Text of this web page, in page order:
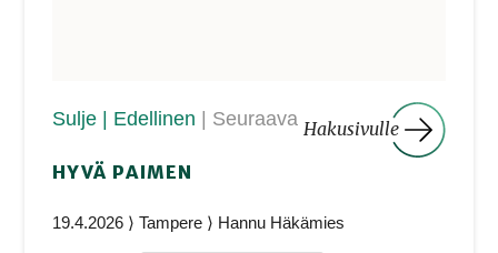
Hakusivulle
Sulje | Edellinen | Seuraava
HYVÄ PAIMEN
19.4.2026 ⟩ Tampere ⟩ Hannu Häkämies